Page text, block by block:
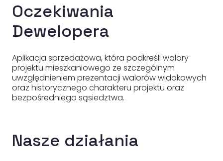
Oczekiwania
Dewelopera
Aplikacja sprzedażowa, która podkreśli walory
projektu mieszkaniowego ze szczególnym
uwzględnieniem prezentacji walorów widokowych
oraz historycznego charakteru projektu oraz
bezpośredniego sąsiedztwa.
Nasze działania